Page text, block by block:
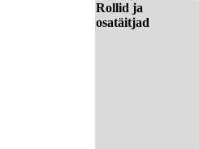
Rollid ja
osatäitjad